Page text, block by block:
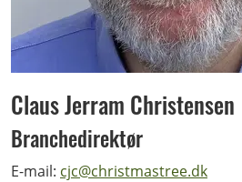
Claus Jerram Christensen
Branchedirektør
E-mail: cjc@christmastree.dk